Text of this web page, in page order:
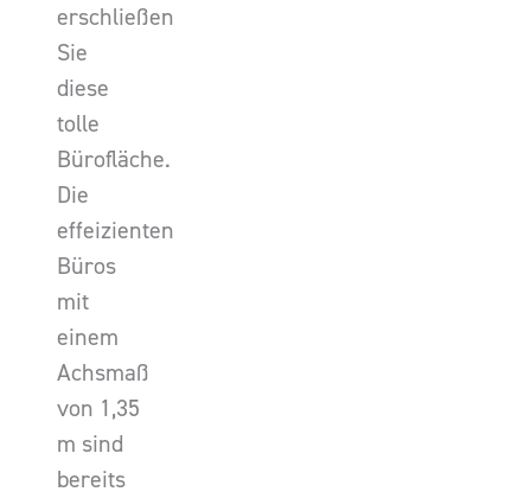
erschließen
Sie
diese
tolle
Bürofläche.
Die
effeizienten
Büros
mit
einem
Achsmaß
von 1,35
m sind
bereits